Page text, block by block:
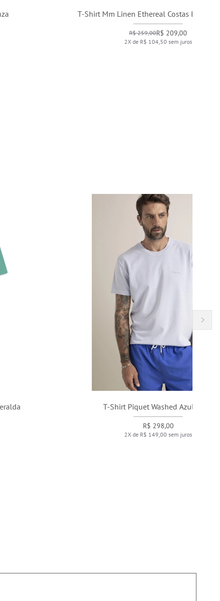
T-Shirt Mm Linen Ethereal Costas Bf Azul Chofer
T-Shirt Piquet Washed Azul Claro